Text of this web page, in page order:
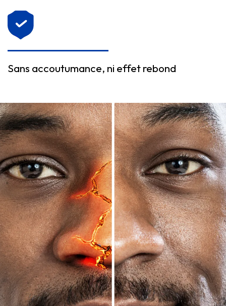
Sans accoutumance, ni effet rebond